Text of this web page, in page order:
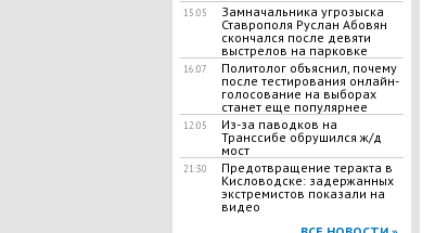
15:05
Замначальника угрозыска
Ставрополя Руслан Абовян
скончался после девяти
выстрелов на парковке
16:07
Политолог объяснил, почему
после тестирования онлайн-
голосование на выборах
станет еще популярнее
12:05
Из-за паводков на
Транссибе обрушился ж/д
мост
21:30
Предотвращение теракта в
Кисловодске: задержанных
экстремистов показали на
видео